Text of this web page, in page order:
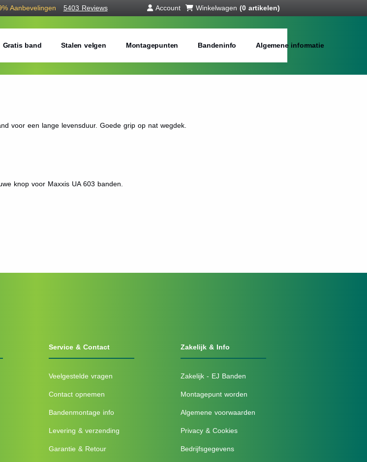
Aanbevelingen 5403 Reviews Account Winkelwagen (0 artikelen)
Gratis band Stalen velgen Montagepunten Bandeninfo Algemene informatie
voor een lange levensduur. Goede grip op nat wegdek.
knop voor Maxxis UA 603 banden.
Service & Contact
Veelgestelde vragen
Contact opnemen
Bandenmontage info
Levering & verzending
Garantie & Retour
Zakelijk & Info
Zakelijk - EJ Banden
Montagepunt worden
Algemene voorwaarden
Privacy & Cookies
Bedrijfsgegevens